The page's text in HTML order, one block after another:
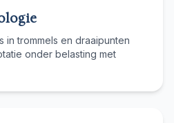
trommels en draaipunten
onder belasting met